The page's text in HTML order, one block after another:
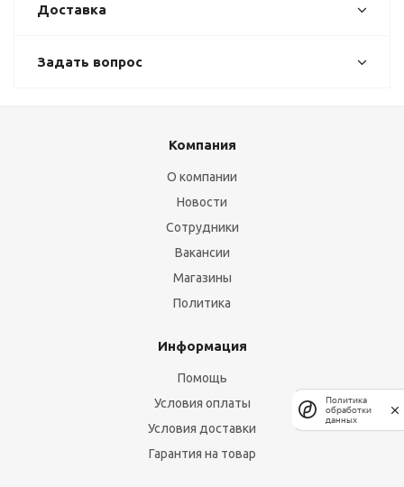
Доставка
Задать вопрос
Компания
О компании
Новости
Сотрудники
Вакансии
Магазины
Политика
Информация
Помощь
Условия оплаты
Условия доставки
Гарантия на товар
Политика
обработки
данных